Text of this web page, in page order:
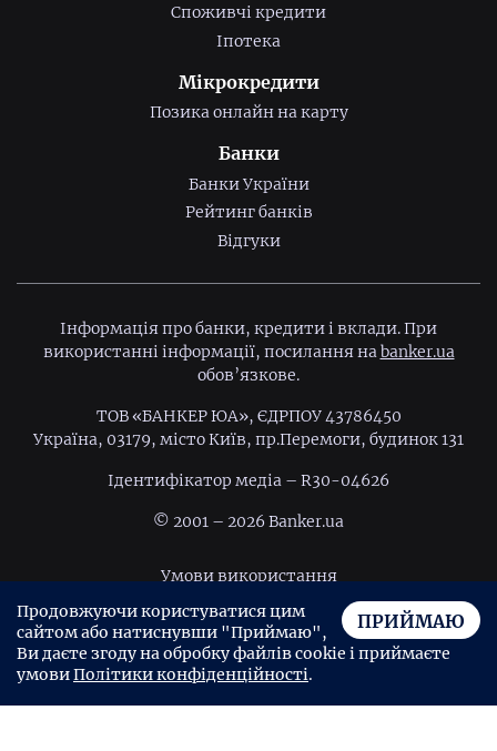
Споживчі кредити
Іпотека
Мікрокредити
Позика онлайн на карту
Банки
Банки України
Рейтинг банків
Відгуки
Інформація про банки, кредити і вклади. При
використанні інформації, посилання наbanker.ua
обов’язкове.
ТОВ «БАНКЕР ЮА», ЄДРПОУ 43786450
Україна, 03179, місто Київ, пр.Перемоги, будинок 131
Ідентифiкатор медiа – R30-04626
© 2001 – 2026 Banker.ua
Умови використання
Політика конфіденційності
Угода користувача
ПРИЙМАЮ
Продовжуючи користуватися цим
сайтом або натиснувши "Приймаю",
Ви даєте згоду на обробку файлів cookie і приймаєте
умовиПолітики конфіденційності.